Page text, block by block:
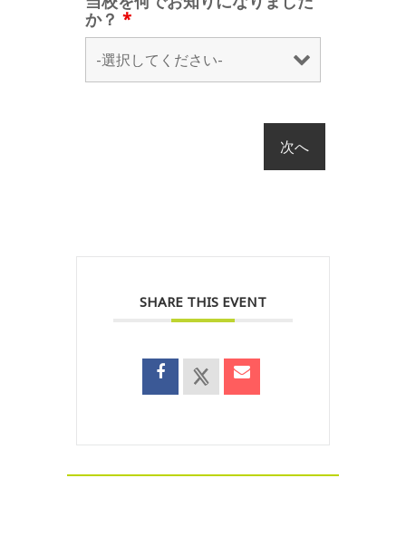
か？ *
SHARE THIS EVENT